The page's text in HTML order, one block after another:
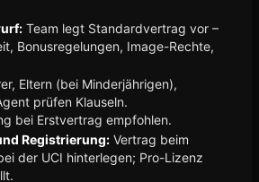
Team legt Standardvertrag vor –
Bonusregelungen, Image-Rechte,
Eltern (bei Minderjährigen),
prüfen Klauseln.
bei Erstvertrag empfohlen.
Registrierung: Vertrag beim
der UCI hinterlegen; Pro-Lizenz